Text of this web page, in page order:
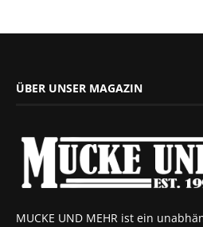
ÜBER UNSER MAGAZIN
MUCKE UND MEHR ist ein